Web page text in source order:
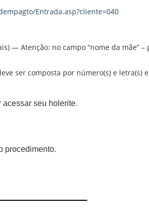
Entrada.asp?cliente=040
— Atenção: no campo “nome da mãe”
ser composta por número(s) e letra(s)
seu holerite.
procedimento.